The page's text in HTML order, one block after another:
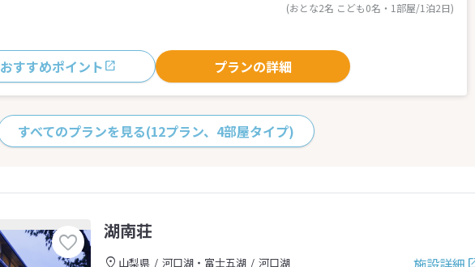
(おとな2名 こども0名・1部屋/1泊2日)
おすすめポイント プランの詳細
すべてのプランを見る(12プラン、4部屋タイプ)
湖南荘
山梨県 河口湖・富士五湖
河口湖